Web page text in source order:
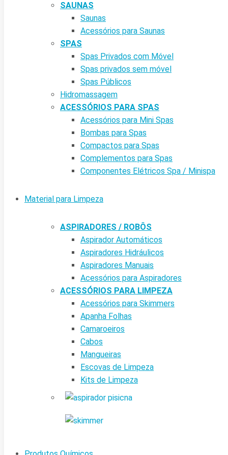
SAUNAS
Saunas
Acessórios para Saunas
SPAS
Spas Privados com Móvel
Spas privados sem móvel
Spas Públicos
Hidromassagem
ACESSÓRIOS PARA SPAS
Acessórios para Mini Spas
Bombas para Spas
Compactos para Spas
Complementos para Spas
Componentes Elétricos Spa / Minispa
Material para Limpeza
ASPIRADORES / ROBÔS
Aspirador Automáticos
Aspiradores Hidráulicos
Aspiradores Manuais
Acessórios para Aspiradores
ACESSÓRIOS PARA LIMPEZA
Acessórios para Skimmers
Apanha Folhas
Camaroeiros
Cabos
Mangueiras
Escovas de Limpeza
Kits de Limpeza